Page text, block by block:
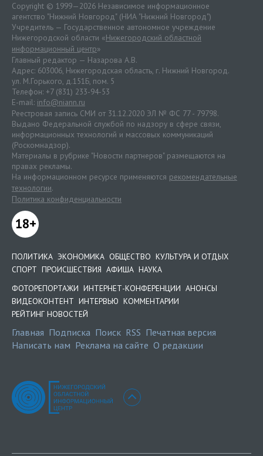
Copyright © 1999—2026 Независимое информационное
агентство "Нижний Новгород" (НИА "Нижний Новгород")
Учредитель — Государственное автономное учреждение
Нижегородской области «Нижегородский областной
информационный центр»
Главный редактор — Назарова А.В.
Адрес: 603006, Нижегородская область, г. Нижний Новгород.
ул. М.Горького, д.151Б, пом. 5
Телефон: +7 (831) 233-94-53
E-mail: info@niann.ru
Реестровая запись СМИ от 31.12.2020 ЭЛ № ФС 77 - 79798.
Выдано Федеральной службой по надзору в сфере связи,
информационных технологий и массовых коммуникаций
(Роскомнадзор).
Материалы в рубрике "Новости партнеров" размещаются на
правах рекламы.
На информационном ресурсе применяются рекомендательные
технологии.
Политика конфиденциальности
18+
ПОЛИТИКА ЭКОНОМИКА ОБЩЕСТВО КУЛЬТУРА И ОТДЫХ
СПОРТ ПРОИСШЕСТВИЯ АФИША НАУКА
ФОТОРЕПОРТАЖИ ИНТЕРНЕТ-КОНФЕРЕНЦИИ АНОНСЫ
ВИДЕОКОНТЕНТ ИНТЕРВЬЮ КОММЕНТАРИИ
РЕЙТИНГ НОВОСТЕЙ
Главная Подписка Поиск RSS Печатная версия
Написать нам Реклама на сайте О редакции